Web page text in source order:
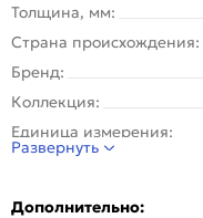
Толщина, мм:
Страна происхождения:
Бренд:
Коллекция:
Единица измерения:
Назначение:
Развернуть
Дополнительно: